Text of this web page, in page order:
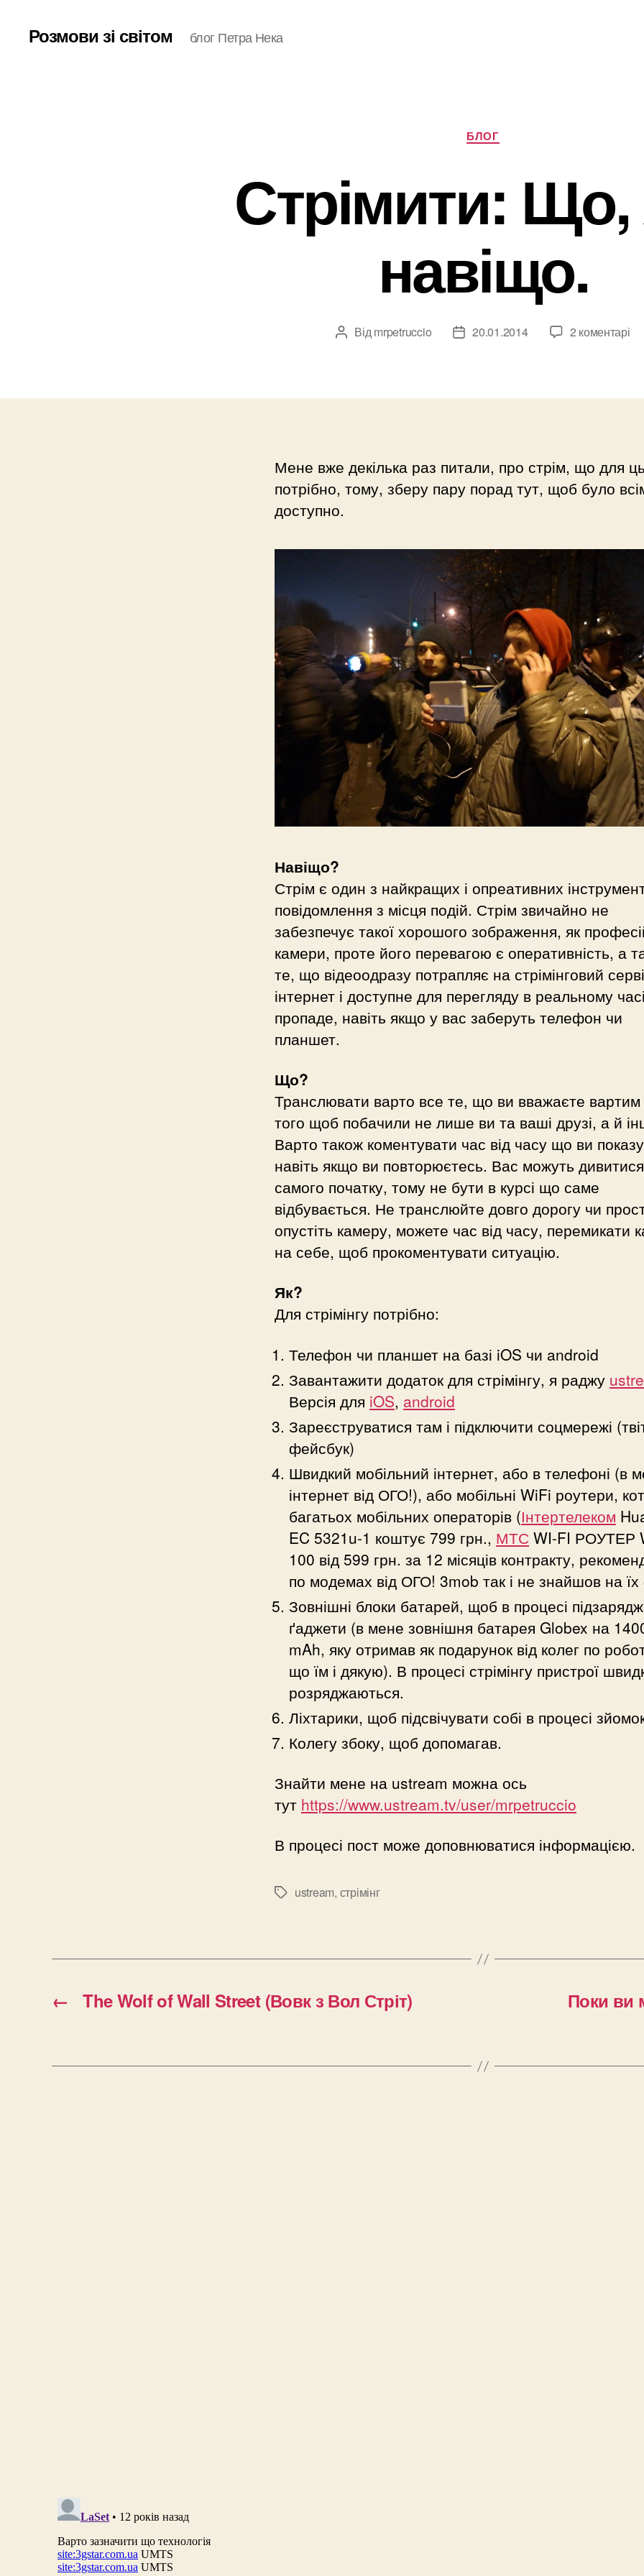
Розмови зі світом блог Петра Нека
Категорії
БЛОГ
Стрімити: Що,
навіщо.
Автор
Від mrpetruccio
Дата20.01.2014 2 коментарі
Мене вже декілька раз питали, про стрім, що для
потрібно, тому, зберу пару порад тут, щоб було
доступно.
Навіщо?
Стрім є один з найкращих і опреативних
повідомлення з місця подій. Стрім звичайно не
забезпечує такої хорошого зображення, як
камери, проте його перевагою є оперативність, а
те, що відеоодразу потрапляє на стрімінговий
інтернет і доступне для перегляду в реальному
пропаде, навіть якщо у вас заберуть телефон чи
планшет.
Що?
Транслювати варто все те, що ви вважаєте вартим
того щоб побачили не лише ви та ваші друзі, а й
Варто також коментувати час від часу що ви
навіть якщо ви повторюєтесь. Вас можуть
самого початку, тому не бути в курсі що саме
відбувається. Не транслюйте довго дорогу чи
опустіть камеру, можете час від часу, перемикати
на себе, щоб прокоментувати ситуацію.
Як?
Для стрімінгу потрібно:
Телефон чи планшет на базі iOS чи android
Завантажити додаток для стрімінгу, я раджу
Версія для iOS, android
Зареєструватися там і підключити соцмережі
фейсбук)
Швидкий мобільний інтернет, або в телефоні (в
інтернет від ОГО!), або мобільні WiFi роутери,
багатьох мобільних операторів (Інтертелеком
EC 5321u-1 коштує 799 грн., МТС WI-FI РОУТЕР
100 від 599 грн. за 12 місяців контракту,
по модемах від ОГО! 3mob так і не знайшов на їх
Зовнішні блоки батарей, щоб в процесі
ґаджети (в мене зовнішня батарея Globex на
mAh, яку отримав як подарунок від колег по
що їм і дякую). В процесі стрімінгу пристрої
розряджаються.
Ліхтарики, щоб підсвічувати собі в процесі
Колегу збоку, щоб допомагав.
Знайти мене на ustream можна ось
тут https://www.ustream.tv/user/mrpetruccio
В процесі пост може доповнюватися інформацією.
Позначки
ustream, стрімінг
← The Wolf of Wall Street (Вовк з Вол Стріт)
Поки ви